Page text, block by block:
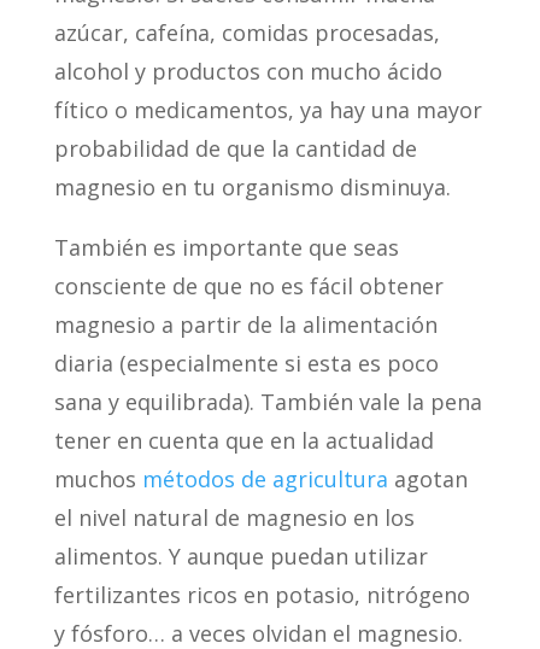
azúcar, cafeína, comidas procesadas,
alcohol y productos con mucho ácido
fítico o medicamentos, ya hay una mayor
probabilidad de que la cantidad de
magnesio en tu organismo disminuya.
También es importante que seas
consciente de que no es fácil obtener
magnesio a partir de la alimentación
diaria (especialmente si esta es poco
sana y equilibrada). También vale la pena
tener en cuenta que en la actualidad
muchos métodos de agricultura agotan
el nivel natural de magnesio en los
alimentos. Y aunque puedan utilizar
fertilizantes ricos en potasio, nitrógeno
y fósforo… a veces olvidan el magnesio.